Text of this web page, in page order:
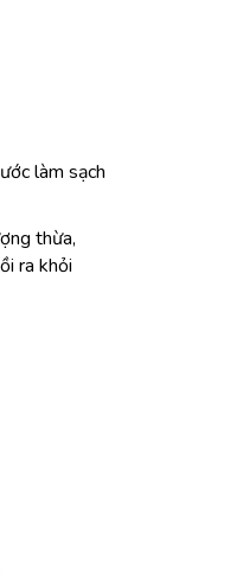
làm sạch
thừa,
ra khỏi